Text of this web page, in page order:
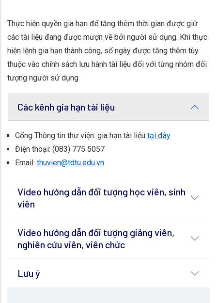
Thực hiện quyền gia hạn để tăng thêm thời gian được giữ
các tài liệu đang được mượn về bởi người sử dụng. Khi thực
hiện lệnh gia hạn thành công, số ngày được tăng thêm tùy
thuộc vào chính sách lưu hành tài liệu đối với từng nhóm đối
tượng người sử dụng
Các kênh gia hạn tài liệu
Cổng Thông tin thư viện: gia hạn tài liệu tại đây
Điện thoại: (083) 775 5057
Email: thuvien@tdtu.edu.vn
Video hướng dẫn đối tượng học viên, sinh
viên
Video hướng dẫn đối tượng giảng viên,
nghiên cứu viên, viên chức
Lưu ý